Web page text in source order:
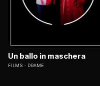
Un ballo in maschera
FILMS DRAME